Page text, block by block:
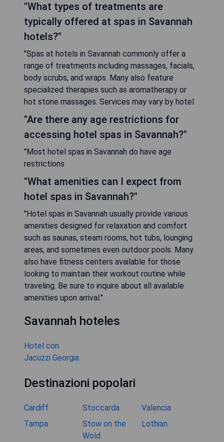
"What types of treatments are
typically offered at spas in Savannah
hotels?"
"Spas at hotels in Savannah commonly offer a
range of treatments including massages, facials,
body scrubs, and wraps. Many also feature
specialized therapies such as aromatherapy or
hot stone massages. Services may vary by hotel
"Are there any age restrictions for
accessing hotel spas in Savannah?"
"Most hotel spas in Savannah do have age
restrictions
"What amenities can I expect from
hotel spas in Savannah?"
"Hotel spas in Savannah usually provide various
amenities designed for relaxation and comfort
such as saunas, steam rooms, hot tubs, lounging
areas, and sometimes even outdoor pools. Many
also have fitness centers available for those
looking to maintain their workout routine while
traveling. Be sure to inquire about all available
amenities upon arrival."
Savannah hoteles
Hotel con
Jacuzzi Georgia
Destinazioni popolari
Cardiff Stoccarda
Valencia
Tampa
Stow on the
Wold
Lothian